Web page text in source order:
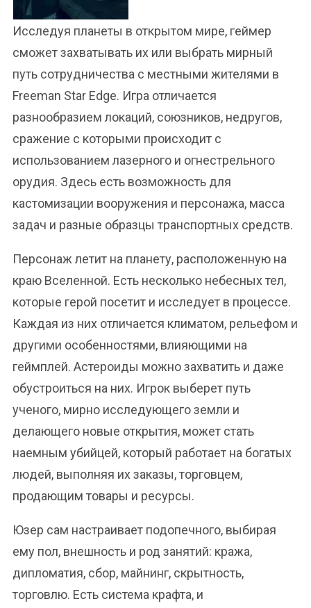
Исследуя планеты в открытом мире, геймер
сможет захватывать их или выбрать мирный
путь сотрудничества с местными жителями в
Freeman Star Edge. Игра отличается
разнообразием локаций, союзников, недругов,
сражение с которыми происходит с
использованием лазерного и огнестрельного
орудия. Здесь есть возможность для
кастомизации вооружения и персонажа, масса
задач и разные образцы транспортных средств.
Персонаж летит на планету, расположенную на
краю Вселенной. Есть несколько небесных тел,
которые герой посетит и исследует в процессе.
Каждая из них отличается климатом, рельефом и
другими особенностями, влияющими на
геймплей. Астероиды можно захватить и даже
обустроиться на них. Игрок выберет путь
ученого, мирно исследующего земли и
делающего новые открытия, может стать
наемным убийцей, который работает на богатых
людей, выполняя их заказы, торговцем,
продающим товары и ресурсы.
Юзер сам настраивает подопечного, выбирая
ему пол, внешность и род занятий: кража,
дипломатия, сбор, майнинг, скрытность,
торговлю. Есть система крафта, и